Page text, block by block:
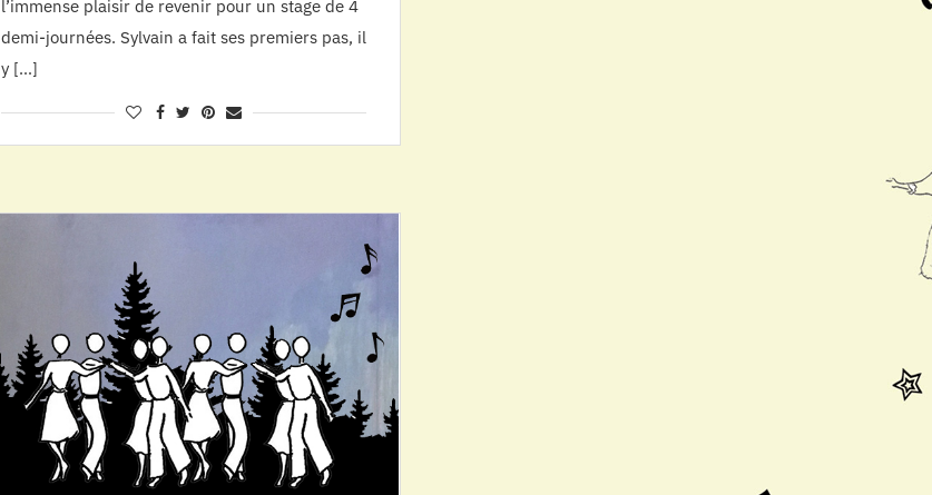
l’immense plaisir de revenir pour un stage de 4
demi-journées. Sylvain a fait ses premiers pas, il
y […]